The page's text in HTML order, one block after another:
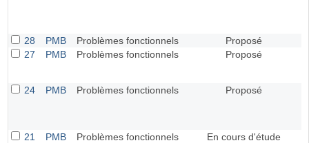
28 PMB Problèmes fonctionnels Proposé
27
PMB Problèmes fonctionnels Proposé
24 PMB Problèmes fonctionnels Proposé
21 PMB Problèmes fonctionnels En cours d'étude